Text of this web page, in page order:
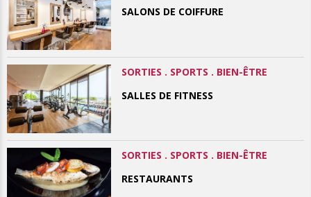
SALONS DE COIFFURE
SORTIES . SPORTS . BIEN-ÊTRE
SALLES DE FITNESS
SORTIES . SPORTS . BIEN-ÊTRE
RESTAURANTS